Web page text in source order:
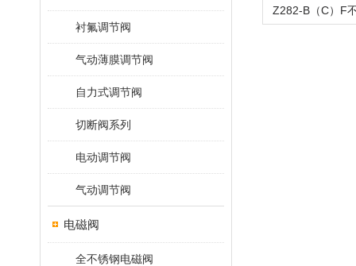
衬氟调节阀
气动薄膜调节阀
自力式调节阀
切断阀系列
电动调节阀
气动调节阀
电磁阀
全不锈钢电磁阀